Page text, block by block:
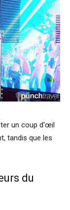
un coup d’œil
tandis que les
du